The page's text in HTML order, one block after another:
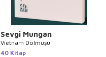
Sevgi Mungan
Vietnam Dolmuşu
40 Kitap